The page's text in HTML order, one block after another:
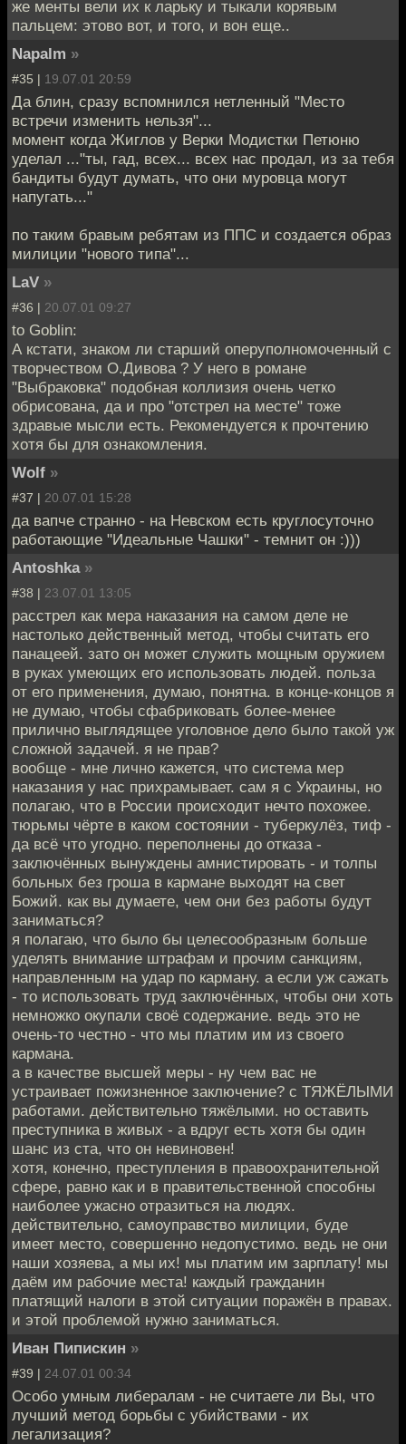
же менты вели их к ларьку и тыкали корявым
пальцем: этово вот, и того, и вон еще..
Napalm »
#35 | 19.07.01 20:59
Да блин, сразу вспомнился нетленный "Место
встречи изменить нельзя"...
момент когда Жиглов у Верки Модистки Петюню
уделал ..."ты, гад, всех... всех нас продал, из за тебя
бандиты будут думать, что они муровца могут
напугать..."
по таким бравым ребятам из ППС и создается образ
милиции "нового типа"...
LaV »
#36 | 20.07.01 09:27
to Goblin:
А кстати, знаком ли старший оперуполномоченный с
творчеством О.Дивова ? У него в романе
"Выбраковка" подобная коллизия очень четко
обрисована, да и про "отстрел на месте" тоже
здравые мысли есть. Рекомендуется к прочтению
хотя бы для ознакомления.
Wolf »
#37 | 20.07.01 15:28
да вапче странно - на Невском есть круглосуточно
работающие "Идеальные Чашки" - темнит он :)))
Antoshka »
#38 | 23.07.01 13:05
расстрел как мера наказания на самом деле не
настолько действенный метод, чтобы считать его
панацеей. зато он может служить мощным оружием
в руках умеющих его использовать людей. польза
от его применения, думаю, понятна. в конце-концов я
не думаю, чтобы сфабриковать более-менее
прилично выглядящее уголовное дело было такой уж
сложной задачей. я не прав?
вообще - мне лично кажется, что система мер
наказания у нас прихрамывает. сам я с Украины, но
полагаю, что в России происходит нечто похожее.
тюрьмы чёрте в каком состоянии - туберкулёз, тиф -
да всё что угодно. переполнены до отказа -
заключённых вынуждены амнистировать - и толпы
больных без гроша в кармане выходят на свет
Божий. как вы думаете, чем они без работы будут
заниматься?
я полагаю, что было бы целесообразным больше
уделять внимание штрафам и прочим санкциям,
направленным на удар по карману. а если уж сажать
- то использовать труд заключённых, чтобы они хоть
немножко окупали своё содержание. ведь это не
очень-то честно - что мы платим им из своего
кармана.
а в качестве высшей меры - ну чем вас не
устраивает пожизненное заключение? с ТЯЖЁЛЫМИ
работами. действительно тяжёлыми. но оставить
преступника в живых - а вдруг есть хотя бы один
шанс из ста, что он невиновен!
хотя, конечно, преступления в правоохранительной
сфере, равно как и в правительственной способны
наиболее ужасно отразиться на людях.
действительно, самоуправство милиции, буде
имеет место, совершенно недопустимо. ведь не они
наши хозяева, а мы их! мы платим им зарплату! мы
даём им рабочие места! каждый гражданин
платящий налоги в этой ситуации поражён в правах.
и этой проблемой нужно заниматься.
Иван Пипискин »
#39 | 24.07.01 00:34
Особо умным либералам - не считаете ли Вы, что
лучший метод борьбы с убийствами - их
легализация?